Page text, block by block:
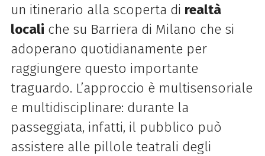
un itinerario alla scoperta di realtà
locali che su Barriera di Milano che si
adoperano quotidianamente per
raggiungere questo importante
traguardo. L’approccio è multisensoriale
e multidisciplinare: durante la
passeggiata, infatti, il pubblico può
assistere alle pillole teatrali degli